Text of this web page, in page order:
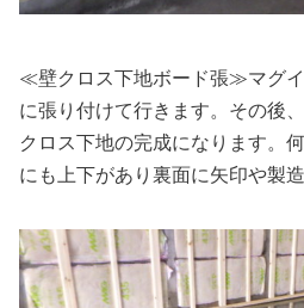
≪壁クロス下地ボード張≫マグ
に張り付けて行きます。その後
クロス下地の完成になります。
にも上下があり裏面に矢印や製